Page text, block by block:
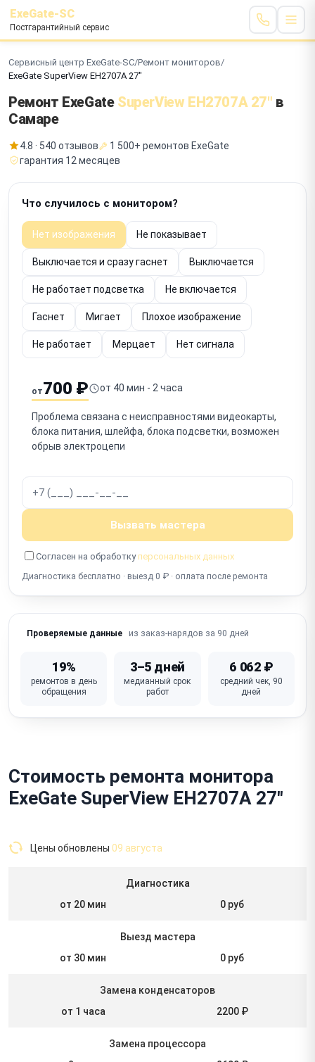
ExeGate-SC
Постгарантийный сервис
Сервисный центр ExeGate-SC/Ремонт мониторов/
ExeGate SuperView EH2707A 27"
Ремонт ExeGate SuperView EH2707A 27" в
Самаре
4.8 · 540 отзывов
1 500+ ремонтов ExeGate
гарантия 12 месяцев
Что случилось с монитором?
Нет изображения Не показывает
Выключается и сразу гаснет Выключается
Не работает подсветка Не включается
Гаснет Мигает Плохое изображение
Не работает Мерцает Нет сигнала
от700 ₽ от 40 мин - 2 часа
Проблема связана с неисправностями видеокарты,
блока питания, шлейфа, блока подсветки, возможен
обрыв электроцепи
Вызвать мастера
Согласен на обработку персональных данных
Диагностика бесплатно · выезд 0 ₽ · оплата после ремонта
Проверяемые данные из заказ-нарядов за 90 дней
19%
ремонтов в день
обращения
3–5 дней
медианный срок
работ
6 062 ₽
средний чек, 90
дней
Стоимость ремонта монитора
ExeGate SuperView EH2707A 27"
Цены обновлены 09 августа
Диагностика
от 20 мин
0 руб
Выезд мастера
от 30 мин
0 руб
Замена конденсаторов
от 1 часа
2200 ₽
Замена процессора